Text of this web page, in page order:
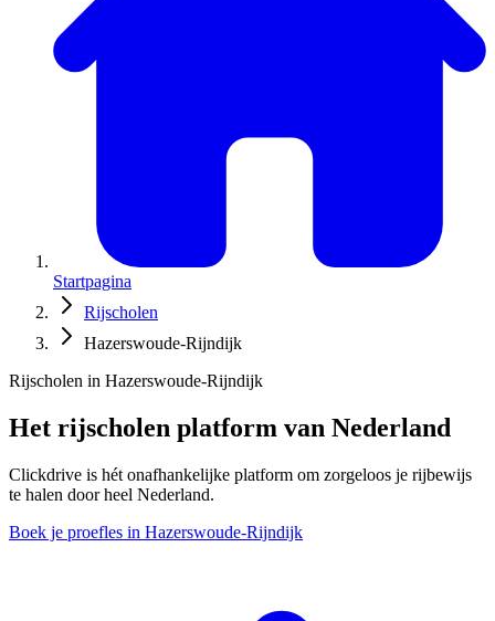
Startpagina
Rijscholen
Hazerswoude-Rijndijk
Rijscholen in Hazerswoude-Rijndijk
Het rijscholen platform van Nederland
Clickdrive is hét onafhankelijke platform om zorgeloos je rijbewijs
te halen door heel Nederland.
Boek je proefles in Hazerswoude-Rijndijk